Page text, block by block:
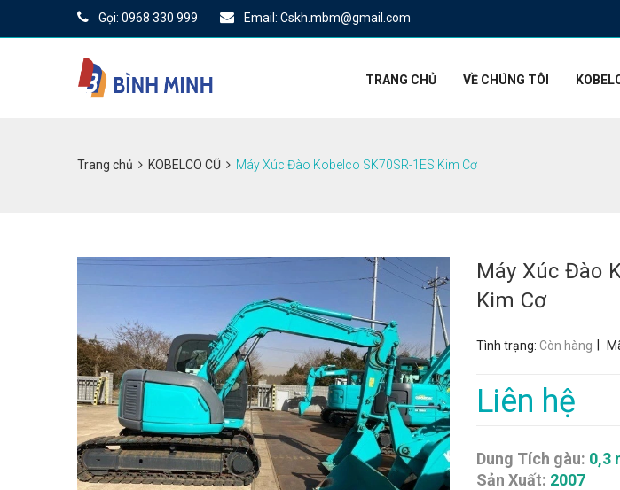
Gọi: 0968 330 999 Email: Cskh.mbm@gmail.com
TRANG CHỦ VỀ CHÚNG TÔI
Trang chủ KOBELCO CŨ Máy Xúc Đào Kobelco SK70SR-1ES Kim Cơ
Máy Xúc Đào
Kim Cơ
Tình trạng: Còn hàng
Liên hệ
Dung Tích gàu: 0,3
Sản Xuất: 2007